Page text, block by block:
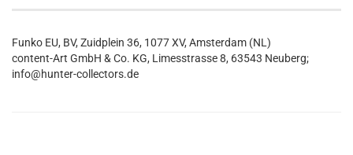
Funko EU, BV, Zuidplein 36, 1077 XV, Amsterdam (NL)
content-Art GmbH & Co. KG, Limesstrasse 8, 63543 Neuberg;
info@hunter-collectors.de